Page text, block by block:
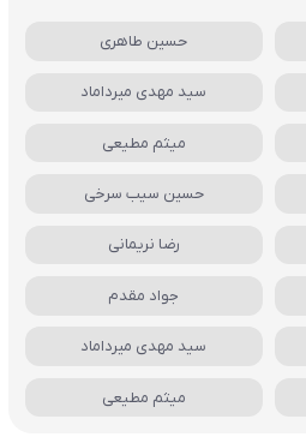
حسین طاهری
سید مهدی میرداماد
میثم مطیعی
حسین سیب سرخی
رضا نریمانی
جواد مقدم
سید مهدی میرداماد
میثم مطیعی